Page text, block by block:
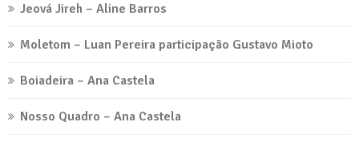
Jeová Jireh – Aline Barros
Moletom – Luan Pereira participação Gustavo Mioto
Boiadeira – Ana Castela
Nosso Quadro – Ana Castela